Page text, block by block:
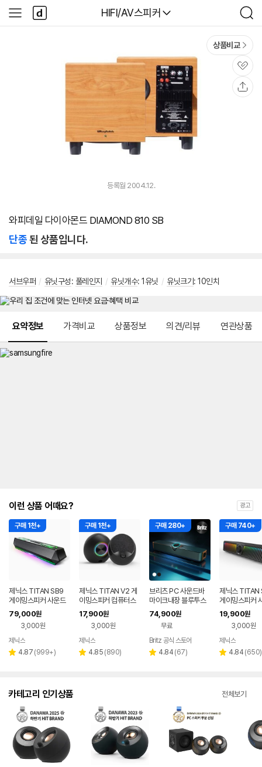
다나와
HIFI/AV스피커
검
색
사
이
다
나
와
상품비교
관
심
등록월 2004.12.
와피데일 다이아몬드 DIAMOND 810 SB
단종된 상품입니다.
서브우퍼 / 유닛구성: 풀레인지 / 유닛개수: 1유닛 / 유닛크기 : 10인치
요약정보 가격비교 상품정보 의견/리뷰 연관상품
이런 상품 어때요? 광고
구매 1천+
제닉스 TITAN SB9
게이밍스피커 사운드
바 컴퓨터스피커
79,000원
3,000원
페이
제닉스
별 4.87 리
(999+)
구매 1천+
제닉스 TITAN V2 게
이밍스피커 컴퓨터스
피커
17,900원
3,000원
페이
제닉스
별 4.85 리
(890)
구매 280+
브리츠 PC 사운드바
마이크내장 블루투스
5.4 5in1 TV겸용 BZ-
T900BT
74,900원
무료
Britz 공식 스토어
별 4.84 리
(67)
구매 740+
제닉스 TITAN
게이밍스피커
바 컴퓨터스피
19,900원
3,000원
페이
제닉스
별 4.84 리
(650)
카테고리 인기상품 전체보기